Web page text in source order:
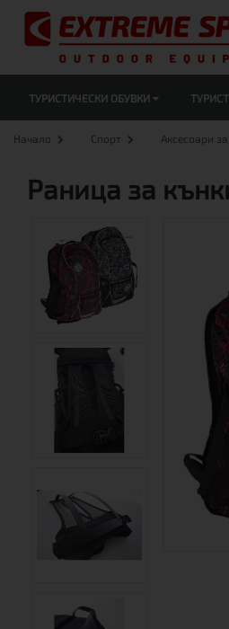
ТУРИСТИЧЕСКИ ОБУВКИ
Начало Спорт Аксесоари
Раница за